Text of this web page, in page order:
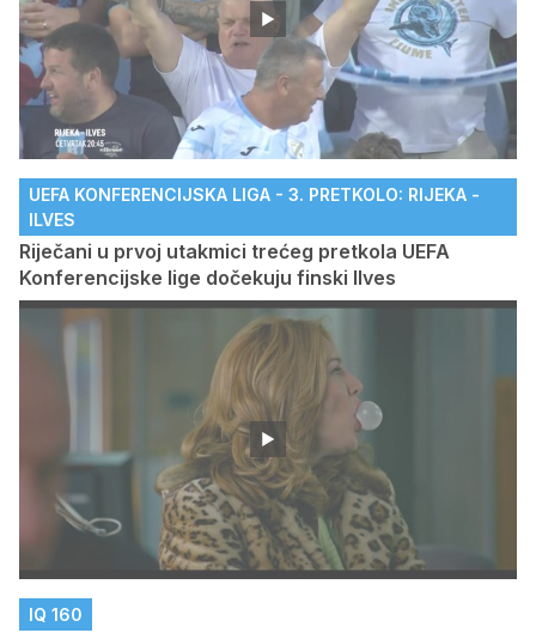
UEFA KONFERENCIJSKA LIGA - 3. PRETKOLO: RIJEKA -
ILVES
Riječani u prvoj utakmici trećeg pretkola UEFA
Konferencijske lige dočekuju finski Ilves
IQ 160